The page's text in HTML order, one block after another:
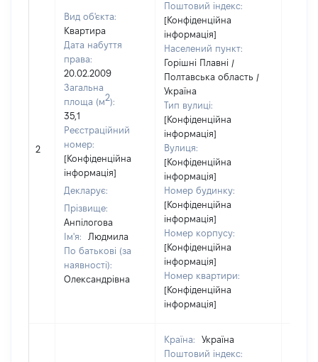
2
Вид об'єкта:
Квартира
Дата набуття
права:
20.02.2009
Загальна
площа (м2):
35,1
Реєстраційний
номер:
[Конфіденційна
інформація]
Декларує:
Прізвище:
Анпілогова
Ім'я:
Людмила
По батькові (за
наявності):
Олександрівна
Поштовий індекс:
[Конфіденційна
інформація]
Населений пункт:
Горішні Плавні /
Полтавська область /
Україна
Тип вулиці:
[Конфіденційна
інформація]
Вулиця:
[Конфіденційна
інформація]
Номер будинку:
[Конфіденційна
інформація]
Номер корпусу:
[Конфіденційна
інформація]
Номер квартири:
[Конфіденційна
інформація]
Країна:
Україна
Поштовий індекс: